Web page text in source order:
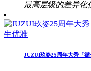
最高层级的差异化
JUZUI玖姿25周年大秀「